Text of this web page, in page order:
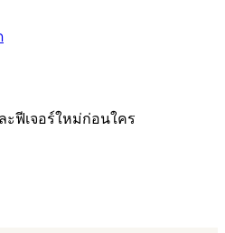
ละฟีเจอร์ใหม่ก่อนใคร